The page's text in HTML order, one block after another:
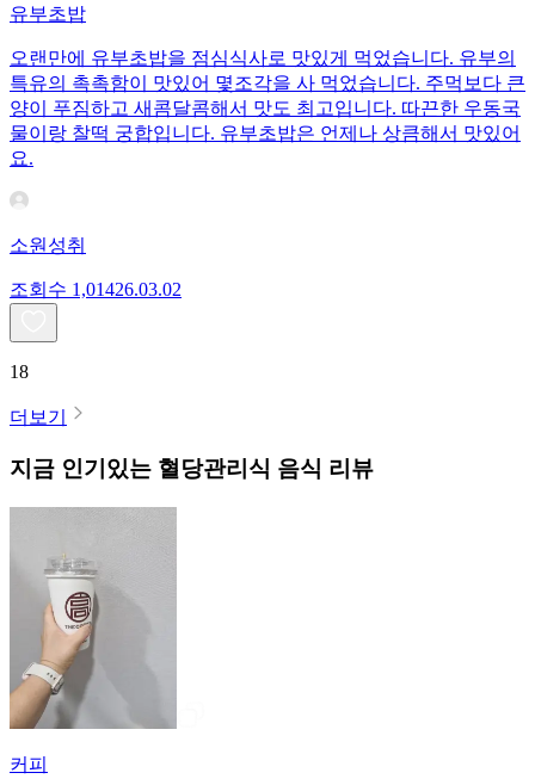
유부초밥
오랜만에 유부초밥을 점심식사로 맛있게 먹었습니다. 유부의
특유의 촉촉함이 맛있어 몇조각을 사 먹었습니다. 주먹보다 큰
양이 푸짐하고 새콤달콤해서 맛도 최고입니다. 따끈한 우동국
물이랑 찰떡 궁합입니다. 유부초밥은 언제나 상큼해서 맛있어
요.
소원성취
조회수 1,01426.03.02
18
더보기
지금 인기있는 혈당관리식 음식 리뷰
커피